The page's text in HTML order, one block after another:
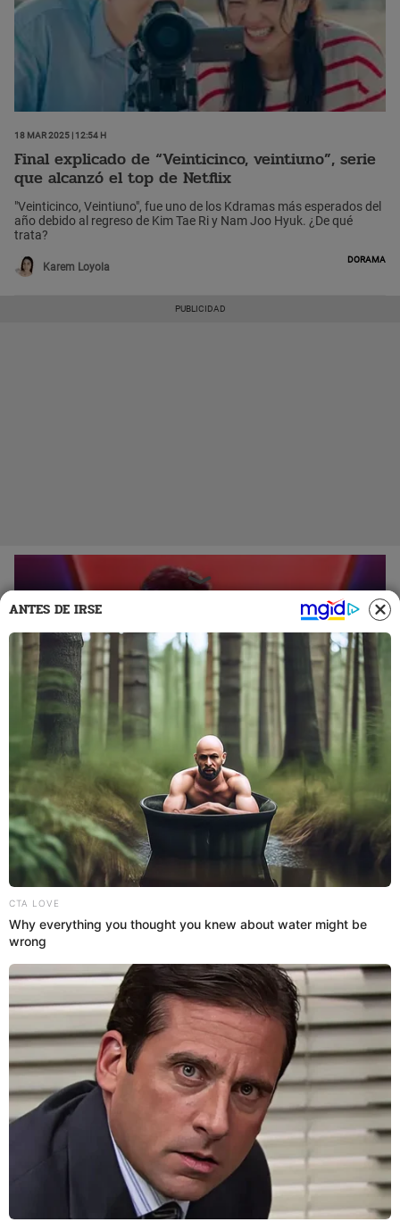
18 Mar 2025 | 12:54 h
Final explicado de “Veinticinco, veintiuno”, serie
que alcanzó el top de Netflix
"Veinticinco, Veintiuno", fue uno de los Kdramas más esperados del
año debido al regreso de Kim Tae Ri y Nam Joo Hyuk. ¿De qué
trata?
Karem Loyola
Dorama
12 Mar 2025 | 13:23 h
Actores y personajes de “Esa sonrisa tuya” de
Netflix: ¿quién es quién en la serie?
Los k-dramas están de moda y han conquistado las plataformas
como Netflix. "Esa sonrisa tuya" ha logrado conquistar la
plataforma. ¿Quién es quién en la serie?
Wonderful World: fecha de estreno, dónde y
cómo ver ONLINE el k-drama protagonizado por
ANTES DE IRSE